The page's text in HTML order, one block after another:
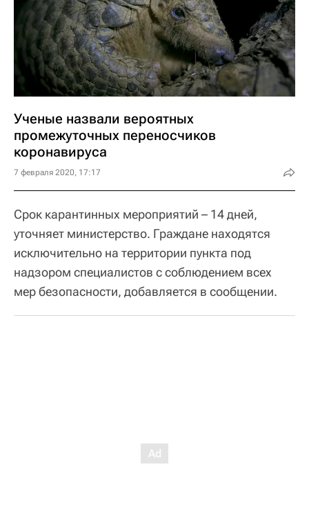
Ученые назвали вероятных
промежуточных переносчиков
коронавируса
7 февраля 2020, 17:17
Срок карантинных мероприятий – 14 дней,
уточняет министерство. Граждане находятся
исключительно на территории пункта под
надзором специалистов с соблюдением всех
мер безопасности, добавляется в сообщении.